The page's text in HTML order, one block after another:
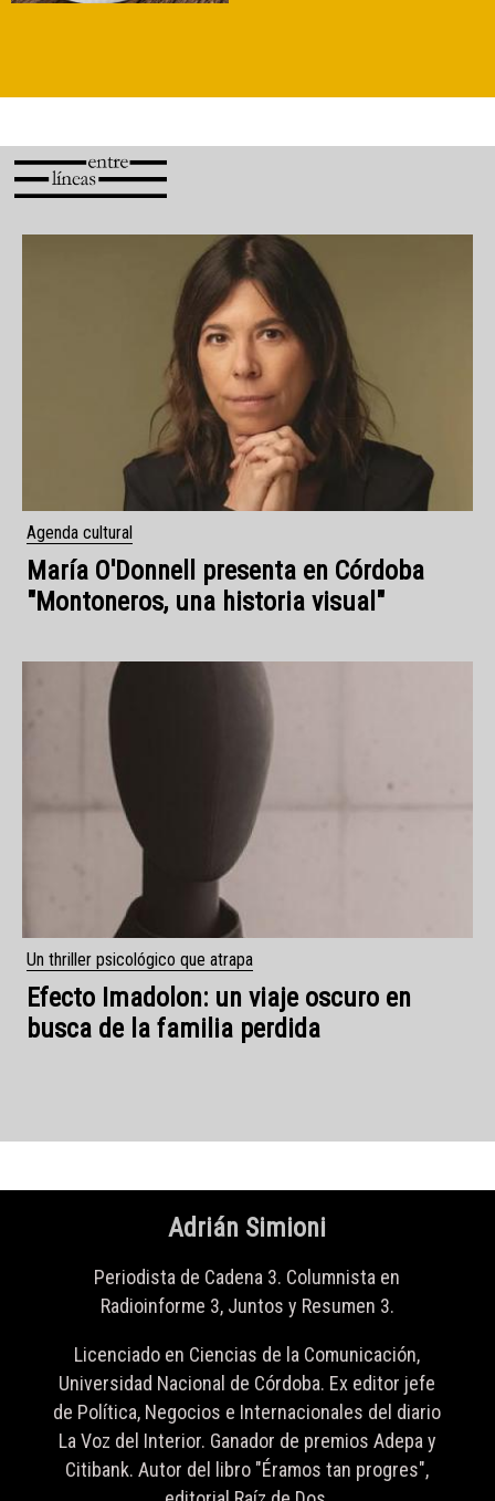
Adrián Simioni
Periodista de Cadena 3. Columnista en
Radioinforme 3, Juntos y Resumen 3.
Licenciado en Ciencias de la Comunicación,
Universidad Nacional de Córdoba. Ex editor jefe
de Política, Negocios e Internacionales del diario
La Voz del Interior. Ganador de premios Adepa y
Citibank. Autor del libro "Éramos tan progres",